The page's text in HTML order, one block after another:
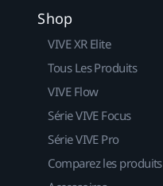
Shop
VIVE XR Elite
Tous Les Produits
VIVE Flow
Série VIVE Focus
Série VIVE Pro
Comparez les produits